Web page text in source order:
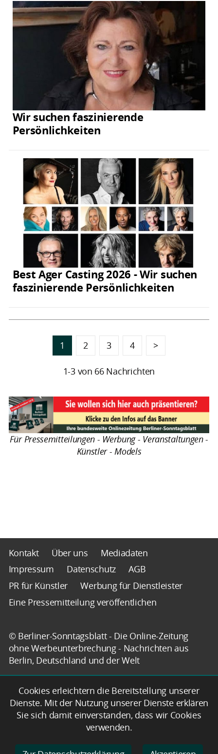
Wir suchen faszinierende
Persönlichkeiten
Best Ager Casting 2026 - Wir suchen
faszinierende Persönlichkeiten
1 2 3 4 >
1-3 von 66 Nachrichten
Für Pressemitteilungen - Werbung - Veranstaltungen -
Künstler - Models
Kontakt Über uns
Mediadaten
Impressum
Datenschutz
AGB
PR für Künstler
Werbung für Dienstleister
Eine Pressemitteilung veröffentlichen
© Berliner-Sonntagsblatt - Die Online-Zeitung
ohne Werbeunterbrechung - Nachrichten aus
Berlin, Deutschland und der Welt
Cookies erleichtern die Bereitstellung unserer
Dienste. Mit der Nutzung unserer Dienste erklären
Sie sich damit einverstanden, dass wir Cookies
verwenden.